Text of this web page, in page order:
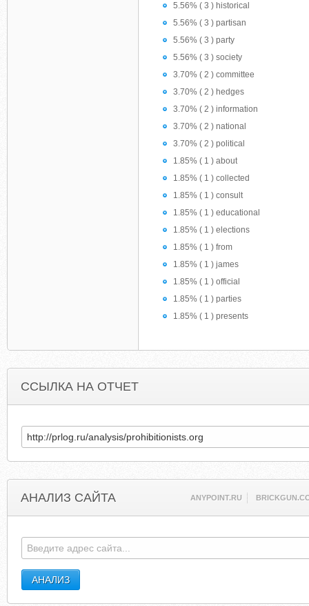
5.56% ( 3 ) historical
5.56% ( 3 ) partisan
5.56% ( 3 ) party
5.56% ( 3 ) society
3.70% ( 2 ) committee
3.70% ( 2 ) hedges
3.70% ( 2 ) information
3.70% ( 2 ) national
3.70% ( 2 ) political
1.85% ( 1 ) about
1.85% ( 1 ) collected
1.85% ( 1 ) consult
1.85% ( 1 ) educational
1.85% ( 1 ) elections
1.85% ( 1 ) from
1.85% ( 1 ) james
1.85% ( 1 ) official
1.85% ( 1 ) parties
1.85% ( 1 ) presents
ССЫЛКА НА ОТЧЕТ
АНАЛИЗ САЙТА ANYPOINT.RU